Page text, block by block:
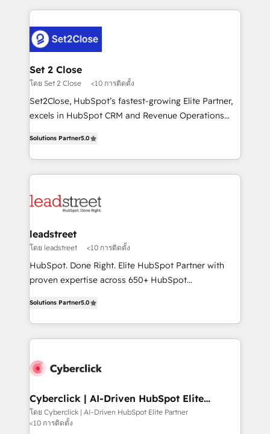
respuestas para empezar. Te ayudamos a identificar
el primer caso de uso que más impacto te dará.
días.
HubSpot projects for mid-market and enterprise
combine HubSpot, data, and AI to design connected
go-to-market systems that align people, process,
and technology for predictable, scalable revenue
growth. Our expertise spans RevOps, CRM and data
architecture, AI enablement, and strategic marketing,
delivered through our proprietary FLAIR framework
Partner and ISO 27001:2022 certified consultancy,
we blend strategy, creativity, and technology to help
Set 2 Close
โดย Set 2 Close <10 การติดตั้ง
Set2Close, HubSpot’s fastest-growing Elite Partner,
excels in HubSpot CRM and Revenue Operations
As a top HubSpot Elite Partner, we specialize in
custom HubSpot CRM solutions. Our experts design,
implement, and optimize systems to enhance user
marketing, and service teams. From setup to
management, and speed up deal closures. With 500+
projects completed, our Agile approach ensures your
HubSpot CRM drives measurable results. Our
RevOps services align your sales, marketing, and
optimize the revenue lifecycle—lead generation to
retention—by refining processes and eliminating
maximize profitability and adapt to your goals.
Solutions Partner5.0
leadstreet
โดย leadstreet <10 การติดตั้ง
HubSpot. Done Right. Elite HubSpot Partner with
proven expertise across 650+ HubSpot
experience, we help you use the HubSpot platform
to its fullest capacity, improve your current HubSpot
website, or build your new one.
Solutions Partner5.0
Cyberclick | AI-Driven HubSpot Elite
Partner
โดย Cyberclick | AI-Driven HubSpot Elite Partner
<10 การติดตั้ง